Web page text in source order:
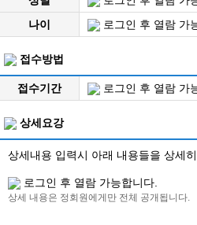
나이
로그인 후 열람 가
접수방법
접수기간 로그인 후 열람 가
상세요강
상세내용 입력시 아래 내용들을 상세
로그인 후 열람 가능합니다.
상세 내용은 정회원에게만 전체 공개됩니다.